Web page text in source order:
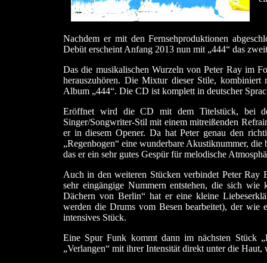
Nachdem er mit den Fernsehproduktionen
Debüt erscheint Anfang 2013 nun mit „444“ das
Das die musikalischen Wurzeln von Peter Ray im
herauszuhören. Die Mixtur dieser Stile, kombiniert
Album „444“. Die CD ist komplett in deutscher
Eröffnet wird die CD mit dem Titelstück, bei
Singer/Songwriter-Stil mit einem mitreißenden
er in diesem Opener. Da hat Peter genau den
„Regenbogen“ eine wunderbare Akustiknummer,
das er ein sehr gutes Gespür für melodische
Auch in den weiteren Stücken verbindet Peter Ray
sehr eingängige Nummern entstehen, die sich
Dächern von Berlin“ hat er eine kleine
werden die Drums vom Besen bearbeitet), der wie
intensives Stück.
Eine Spur Funk kommt dann im nächsten Stück
„Verlangen“ mit ihrer Intensität direkt unter die